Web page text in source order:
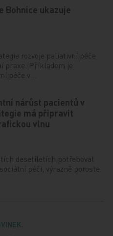
Bohnice ukazuje
rozvoje paliativní péče
praxe. Příkladem je
péče v…
nárůst pacientů v
má připravit
vlnu
desetiletích potřebovat
péči, výrazně poroste.